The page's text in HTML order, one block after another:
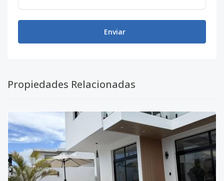
Enviar
Propiedades Relacionadas